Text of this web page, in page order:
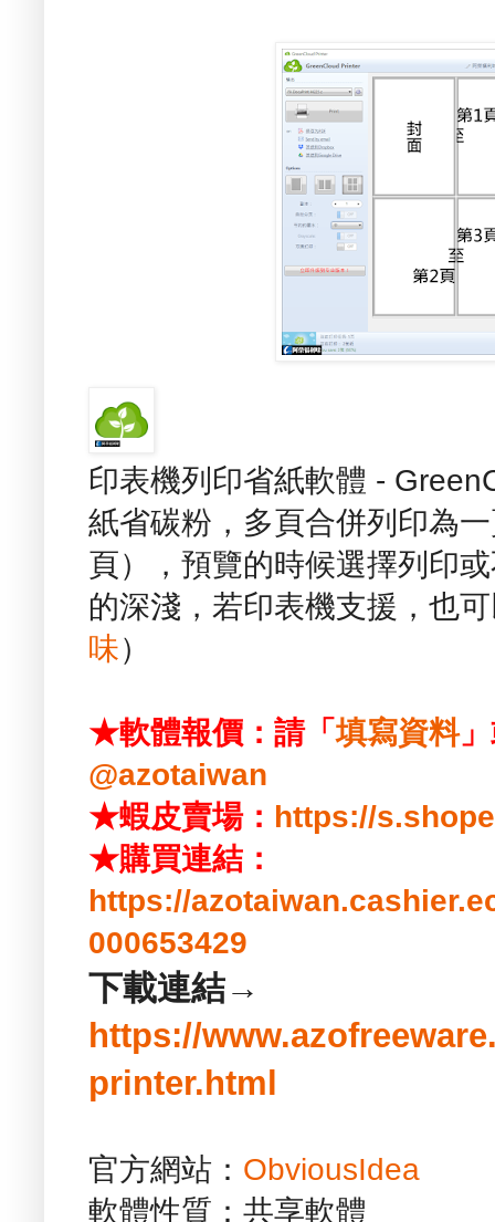
印表機列印省紙軟體 -
紙省碳粉，多頁合併列印為
頁），預覽的時候選擇列印
的深淺，若印表機支援，也
味）
★軟體報價：請「填寫資料
@azotaiwan
★蝦皮賣場： https://
★購買連結：
https://
000653429
下載連結→
https://
printer.html
官方網站： ObviousIdea
軟體性質：共享軟體